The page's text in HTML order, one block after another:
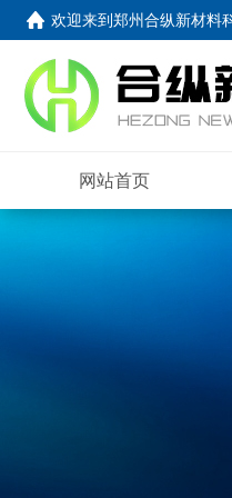
欢迎来到郑州合纵新材料
网站首页